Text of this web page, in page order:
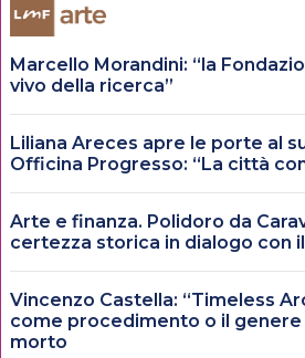
Marcello Morandini: “la
vivo della ricerca”
Liliana Areces apre le porte al
Officina Progresso: “La città
Arte e finanza. Polidoro da
certezza storica in dialogo con
Vincenzo Castella: “Timeless
come procedimento o il
morto